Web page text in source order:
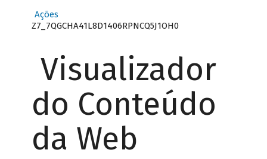
Ações
Z7_7QGCHA41L8D1406RPNCQ5J1OH0
Visualizador
do Conteúdo
da Web